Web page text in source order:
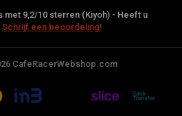
met 9,2/10 sterren (Kiyoh) - Heeft u
Schrijf een beoordeling!
CafeRacerWebshop.com